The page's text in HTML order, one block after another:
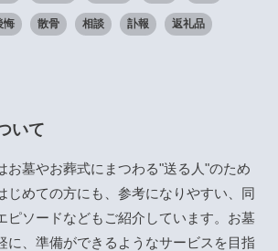
悔 散骨 相談 訃報 返礼品
いて
お墓やお葬式にまつわる"送る人"のため
じめての方にも、参考になりやすい、同
ピソードなどもご紹介しています。お墓
に、準備ができるようなサービスを目指